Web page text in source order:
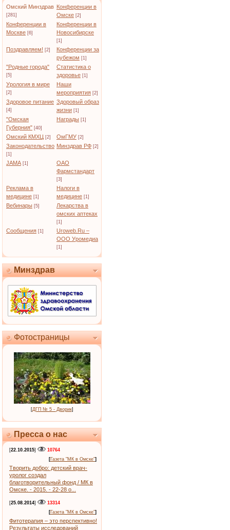
Омский Минздрав
[281]
Конференции в
Омске [2]
Конференции в
Москве [6]
Конференции в
Новосибирске
[1]
Поздравляем! [2]
Конференции за
рубежом [1]
"Родные города"
[5]
Статистика о
здоровье [1]
Урология в мире
[2]
Наши
мероприятия [2]
Здоровое питание
[4]
Здоровый образ
жизни [1]
"Омская
Губерния" [40]
Награды [1]
Омский КМХЦ [2] ОмГМУ [2]
Законодательство
[1]
Минздрав РФ [2]
JAMA [1]
ОАО
Фармстандарт
[3]
Реклама в
медицине [1]
Налоги в
медицине [1]
Вебинары [5]
Лекарства в
омских аптеках
[1]
Сообщения [1]
Uroweb.Ru –
ООО Уромедиа
[1]
Минздрав
Фотостраницы
[ДГП № 5 - Дворик]
Пресса о нас
[22.10.2015]
10764
[Газета "МК в Омске"]
Творить добро: детский врач-
уролог создал
благотворительный фонд / МК в
Омске. - 2015. - 22-28 о...
[25.08.2014]
13314
[Газета "МК в Омске"]
Фитотерапия – это перспективно!
Результаты исследований